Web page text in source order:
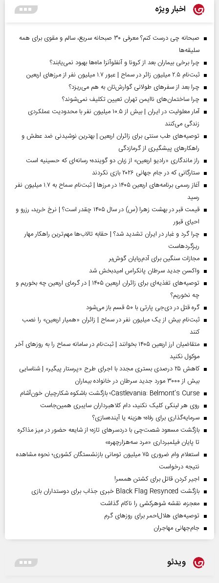
اخبار ویژه
صبحانه چی درست کنم؟ معرفی ۳۰ صبحانه سریع، سالم و مقوی برای همه
سلیقه‌ها
چرا برخی بیماران بعد از کرونا و آنفلوآنزا ماه‌ها بهبود نمی‌یابند؟
ثبت‌نام ۲.۵ میلیون زائر در سماح | عبور ۱.۷ میلیون نفر از مرز‌های اربعین
چرا بعد از سفرهای طولانی گوارش‌تان به هم می‌ریزد؟
چرا ساختمان‌های ناایمن تهران تعیین تکلیف نمی‌شوند؟
آمار معلولیت در ایران | بیش از ۱۰.۵ میلیون نفر با محدودیت عملکردی
زندگی می‌کنند
توصیه‌های طب سنتی برای زائران اربعین | بهترین نوشیدنی ضد عطش و
راهکارهای پیشگیری از گرمازدگی
راز ماندگاری «رادیو اربعین» از زبان دو گوینده؛ رسانه‌ای که حسینیه است
ستارگانی که در جام جهانی ۲۰۲۶ بازی نکردند
آغاز رسمی برنامه‌های اربعین ۱۴۰۵ در مرز‌ها | ثبت‌نام سماح به ۱.۷ میلیون نفر
رسید
قیمت قبر در بهشت زهرا (س) در سال ۱۴۰۵ چقدر است؟ | نرخ خرید، رزرو و
احیای قبور
چرا گرد و غبار در ایران تشدید شد؟ | حقابه تالاب‌ها مهم‌ترین راهکار مهار
ریزگردهاست
مجازات سنگین برای آدم‌ربایان گوش‌بر
واکسن جدید سرطان پانکراس امیدبخش شد
توصیه‌های تغذیه‌ای برای زائران اربعین ۱۴۰۵ | در گرمای اربعین چه بخوریم و
چه نخوریم؟
گره قتل در دی‌جی پارتی با ۵۰ قسم باز می‌شود
ثبت‌نام بیش از یک میلیون نفر در سماح | زائران «همیار اربعین» را نصب
کنند
متقاضیان ارز اربعین ۱۴۰۵ بخوانند | ثبت‌نام در سامانه سماح را به روز‌های آخر
موکول نکنید
کاهش ۲۵ درصدی بستری مجدد با اجرای طرح «پرستار پیگیر» | شناسایی
بیش از ۳۰۰۰ مورد جدید سرطان در خانواده بیماران
Castlevania: Belmont’s Curse؛ بازگشت باشکوه شکارچیان خون‌آشام
روی هر لینکی کلیک نکنید، دام کلاهبرداران سایبری همین‌جاست
سرمایه‌گذاری برای رفاه؛ هزینه یا آینده‌سازی؟
بازگشت مسعود شصت‌چی با دردسر‌های تازه؛ از شایعه حضور در میز مذاکره
تا پایان فیلمبرداری «مرد سه‌هزارچهره»
استعلام وام ضروری ۷۵ میلیون تومانی بازنشستگان کشوری؛ نحوه مشاهده
نتیجه درخواست
اجیر کردن قاتل برای کشتن همسر!
بازگشت Black Flag Resynced خبری جذاب برای دوستداران بازی
معجزه، نقشه شوهرکشی را ناکام گذاشت
توصیه‌های هلال‌احمر برای روز‌های گرم
جام‌جهانی مهاجران
ویدئو